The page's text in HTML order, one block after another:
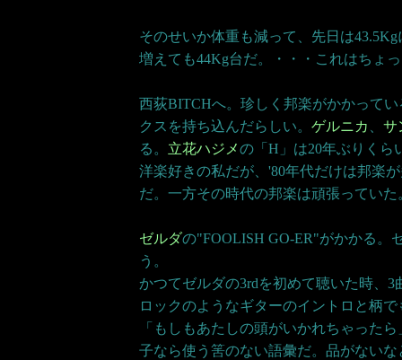
そのせいか体重も減って、先日は
増えても44Kg台だ。・・・これはちょ
西荻BITCHへ。珍しく邦楽がかかって
クスを持ち込んだらしい。 ゲルニカ
サ
る。 立花ハジメの「H」は20年ぶりくら
洋楽好きの私だが、'80年代だけは邦楽
だ。一方その時代の邦楽は頑張ってい
ゼルダの"FOOLISH GO-ER"がかかる。
う。
かつてゼルダの3rdを初めて聴いた時、
ロックのようなギターのイントロと柄
「もしもあたしの頭がいかれちゃった
子なら使う筈のない語彙だ。品がない